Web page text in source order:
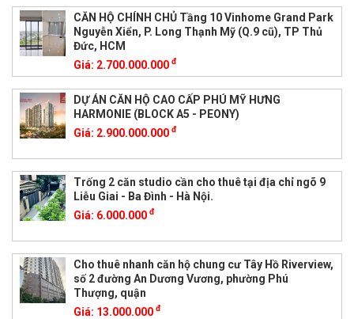
CĂN HỘ CHÍNH CHỦ Tầng 10 Vinhome Grand Park
Nguyễn Xiển, P. Long Thạnh Mỹ (Q.9 cũ), TP Thủ
Đức, HCM
Giá: 2.700.000.000 đ
DỰ ÁN CĂN HỘ CAO CẤP PHÚ MỸ HƯNG
HARMONIE (BLOCK A5 - PEONY)
Giá: 2.900.000.000 đ
Trống 2 căn studio cần cho thuê tại địa chỉ ngõ 9
Liễu Giai - Ba Đình - Hà Nội.
Giá: 6.000.000 đ
Cho thuê nhanh căn hộ chung cư Tây Hồ Riverview,
số 2 đường An Dương Vương, phường Phú
Thượng, quận
Giá: 13.000.000 đ